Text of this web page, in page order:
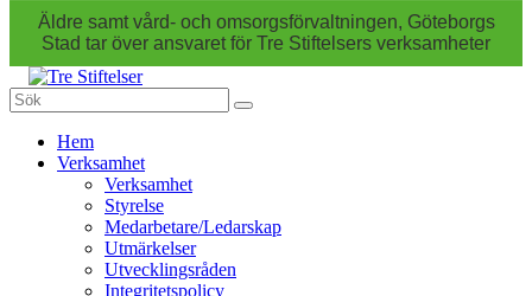
Äldre samt vård- och omsorgsförvaltningen, Göteborgs
Stad tar över ansvaret för Tre Stiftelsers verksamheter
Sök
efter:
vidare
Hem
Verksamhet
Verksamhet
Styrelse
Medarbetare/Ledarskap
Utmärkelser
Utvecklingsråden
Integritetspolicy